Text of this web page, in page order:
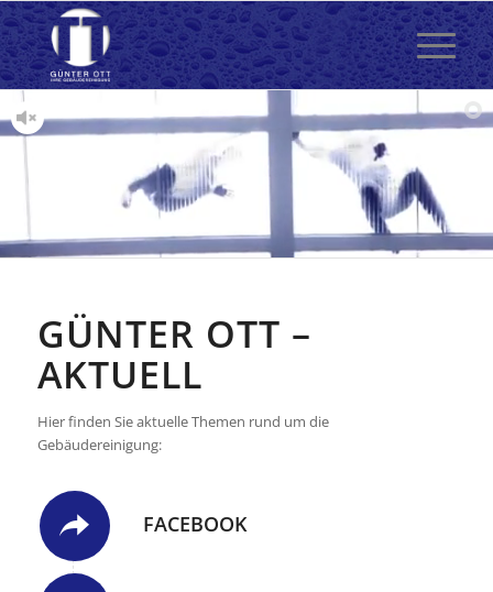
GÜNTER OTT –
AKTUELL
Hier finden Sie aktuelle Themen rund um die
Gebäudereinigung:
FACEBOOK